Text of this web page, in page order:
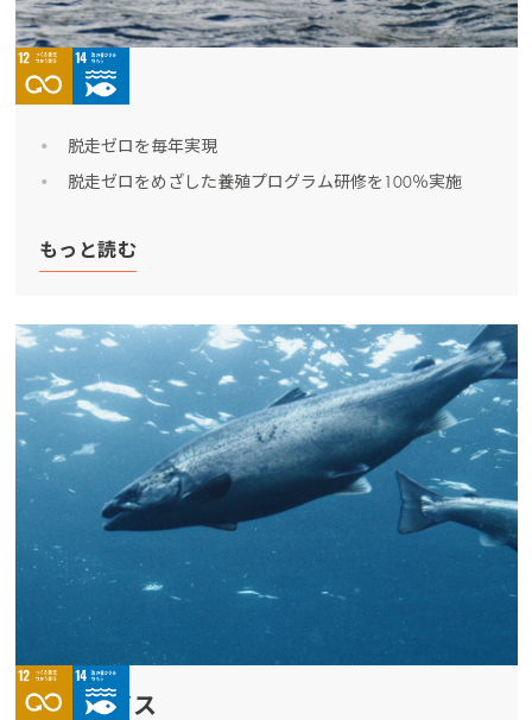
Mowi Japan ACTIVE
Mowi Korea
Mowi Taiwan
Mowi Belgium (FR)
Mowi Belgium (NL)
Mowi Czechia (CZ)
Mowi Czechia (EN)
脱走
脱走ゼロを毎年実現
脱走ゼロをめざした養殖プログラム研修を100％実施
もっと読む
シーライス